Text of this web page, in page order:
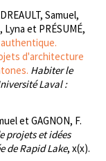
Samuel,
Lyna et PRÉSUMÉ,
d'architecture
Habiter le
Laval :
et GAGNON, F.
projets et idées
de Rapid Lake, x(x).